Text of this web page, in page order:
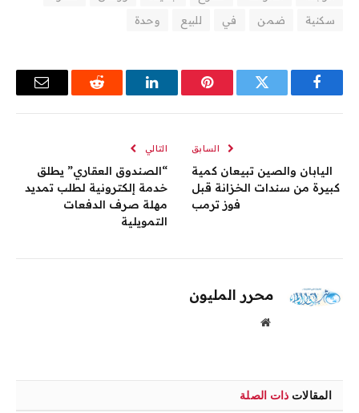
سكنية
ضمن في للبيع وحدة
فيسبوك تويتر بينتيريستلينكدإن رديت
البريد
السابق
اليابان والصين تبيعان كمية
كبيرة من سندات الخزانة قبل
فوز ترمب
التالي
“الصندوق العقاري” يطلق
خدمة إلكترونية لطلب تمديد
مهلة صرف الدفعات
التمويلية
محرر المليون
موقع
المقالات ذات الصلة